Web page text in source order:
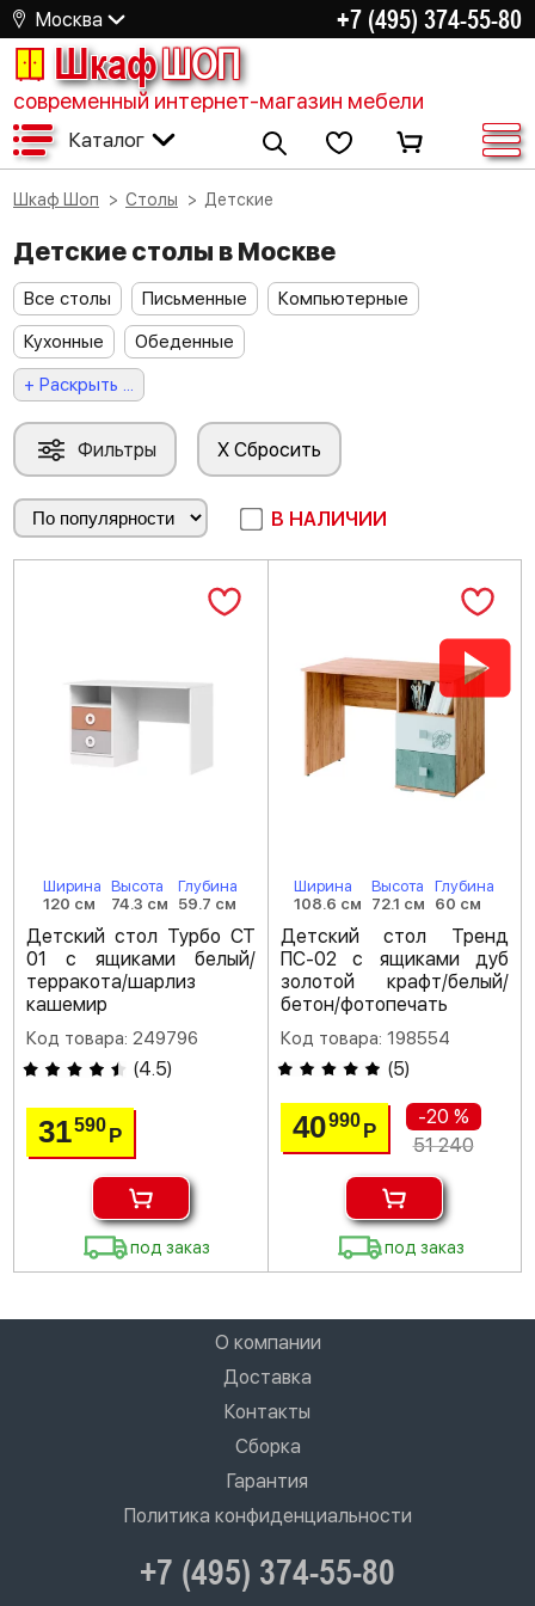
Москва +7 (495) 374-55-80
ШкафШОП
современный интернет-магазин мебели
Каталог
Шкаф Шоп Столы Детские
Детские столы в Москве
Все столы Письменные
Компьютерные
Кухонные
Обеденные
+ Раскрыть ...
Фильтры X Сбросить
В НАЛИЧИИ
Ширина
120 см
Высота
74.3 см
Глубина
59.7 см
Детский стол Турбо СТ
01 с ящиками белый/
терракота/шарлиз
кашемир
Код товара: 249796
(4.5)
31590Р
под заказ
Ширина
108.6 см
Высота
72.1 см
Глубина
60 см
Детский стол Тренд
ПС-02 с ящиками дуб
золотой крафт/белый/
бетон/фотопечать
Код товара: 198554
(5)
40990 Р
-20 %
51 240
под заказ
О компании
Доставка
Контакты
Сборка
Гарантия
Политика конфиденциальности
+7 (495) 374-55-80